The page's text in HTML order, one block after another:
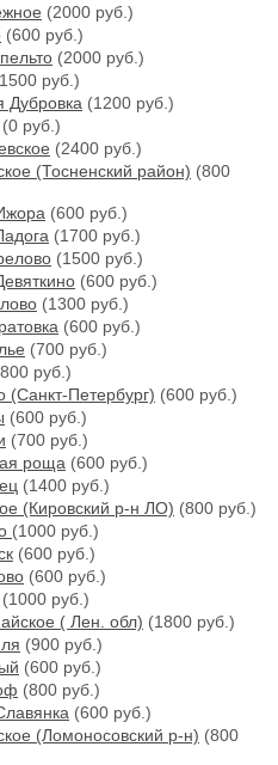
(2000 руб.)
(600 руб.)
(2000 руб.)
руб.)
Дубровка (1200 руб.)
(0 руб.)
(2400 руб.)
(Тосненский район) (800
(600 руб.)
(1700 руб.)
(1500 руб.)
(600 руб.)
(1300 руб.)
(600 руб.)
(700 руб.)
руб.)
(Санкт-Петербург) (600 руб.)
(600 руб.)
(700 руб.)
роща (600 руб.)
(1400 руб.)
(Кировский р-н ЛО) (800 руб.)
(1000 руб.)
(600 руб.)
(600 руб.)
(1000 руб.)
( Лен. обл) (1800 руб.)
(900 руб.)
(600 руб.)
(800 руб.)
(600 руб.)
(Ломоносовский р-н) (800